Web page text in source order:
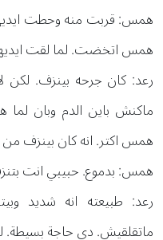
همس: قربت منه وحطت
همس اتخضت. لما لقت
رعد: كان جرحه بينزف. لكن
ماكنش باين الدم وبان
همس اكتر. انه كان بينزف من
همس: بدموع. حبيبي انت
رعد: طبيعته انه شديد
ماتقلقيش. دي حاجة بسيطة.